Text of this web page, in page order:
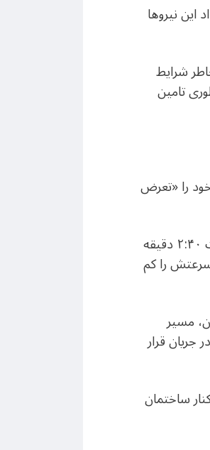
این نیروها
شرایط
تامین
را «تعرض
او می‌گوید: «‌همراه با خواهرم و کودک چهار ساله‌اش از یکی از جاده‌های شمالی به سمت تهران در حرکت بودیم، حوالی ساعت ۲:۴۰ دقیقه
سرعتش را کم
مسیر
جریان قرار
ساختمان